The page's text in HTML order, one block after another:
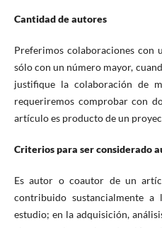
Cantidad de autores
Preferimos colaboraciones con
sólo con un número mayor,
justifique la colaboración de
requeriremos comprobar con
artículo es producto de un
Criterios para ser considerado
Es autor o coautor de un
contribuido sustancialmente
estudio; en la adquisición,